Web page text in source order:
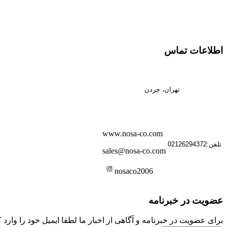
اطلاعات تماس
تهران، جردن
تلفن:02126294372
www.nosa-co.com
sales@nosa-co.com
nosaco2006
عضویت در خبرنامه
برای عضویت در خبرنامه و آگاهی از اخبار ما لطفا ایمیل خود را وارد